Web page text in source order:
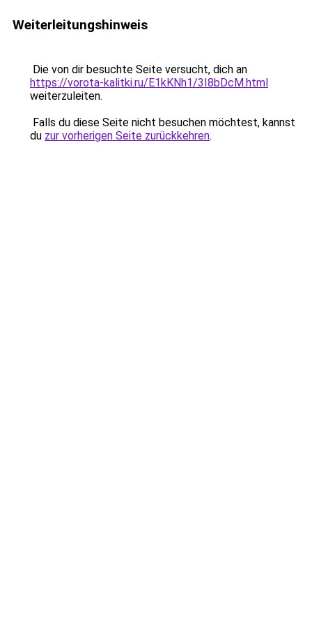
Weiterleitungshinweis
Die von dir besuchte Seite versucht, dich an
https://vorota-kalitki.ru/E1kKNh1/3I8bDcM.html
weiterzuleiten.
Falls du diese Seite nicht besuchen möchtest, kannst
du zur vorherigen Seite zurückkehren.